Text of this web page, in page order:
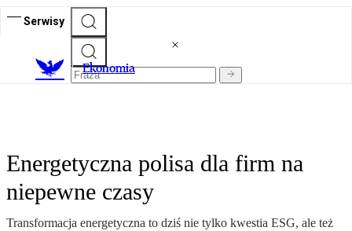
Serwisy
Ekonomia
Energetyczna polisa dla firm na
niepewne czasy
Transformacja energetyczna to dziś nie tylko kwestia ESG, ale też